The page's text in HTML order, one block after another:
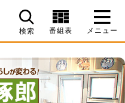
検索 番組表 メニュー